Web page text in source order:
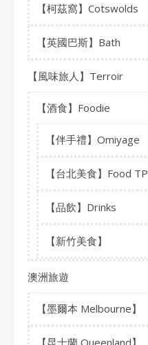
【柯茲窩】Cotswolds
【英國巴斯】Bath
【風味旅人】Terroir
【酒食】Foodie
【伴手禮】Omiyage
【台北美食】Food TP
【品飲】Drinks
【新竹美食】
澳洲旅遊
【墨爾本 Melbourne】